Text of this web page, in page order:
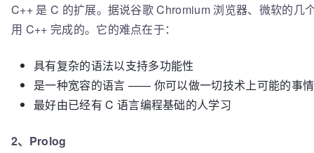
C++ 是 C 的扩展。据说谷歌 Chromium 浏览器、微软的几
用 C++ 完成的。 它的难点在于：
具有复杂的语法以支持多功能性
是一种宽容的语言 —— 你可以做一切技术上可能的事
最好由已经有 C 语言编程基础的人学习
2、 Prolog